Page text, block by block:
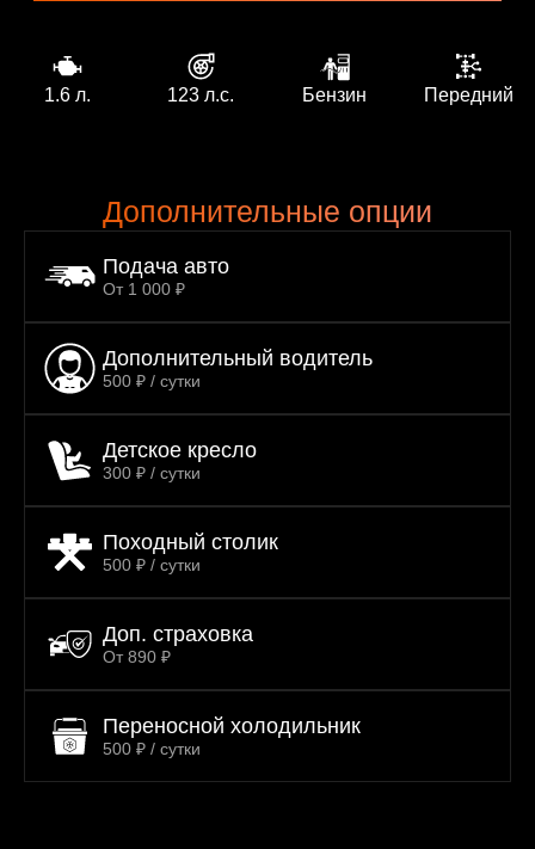
1.6 л. 123 л.с. Бензин Передний
Дополнительные опции
Подача авто
От 1 000 ₽
Дополнительный водитель
500 ₽ / сутки
Детское кресло
300 ₽ / сутки
Походный столик
500 ₽ / сутки
Доп. страховка
От 890 ₽
Переносной холодильник
500 ₽ / сутки